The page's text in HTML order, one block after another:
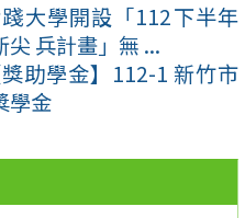
大學開設「112下半年
兵計畫」無 ...
獎助學金】112-1 新竹市
學金